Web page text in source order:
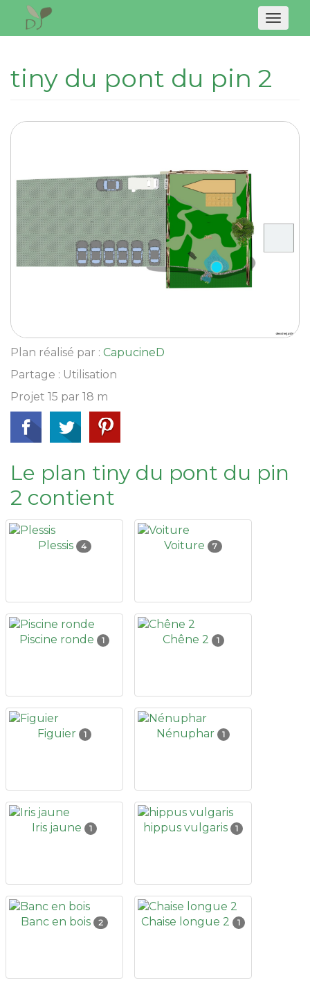
tiny du pont du pin 2
Plan réalisé par : CapucineD
Partage : Utilisation
Projet 15 par 18 m
Le plan tiny du pont du pin
2 contient
Plessis 4 Voiture 7
Piscine ronde 1 Chêne 2 1
Figuier 1 Nénuphar 1
Iris jaune 1 hippus vulgaris 1
Banc en bois 2 Chaise longue 2 1